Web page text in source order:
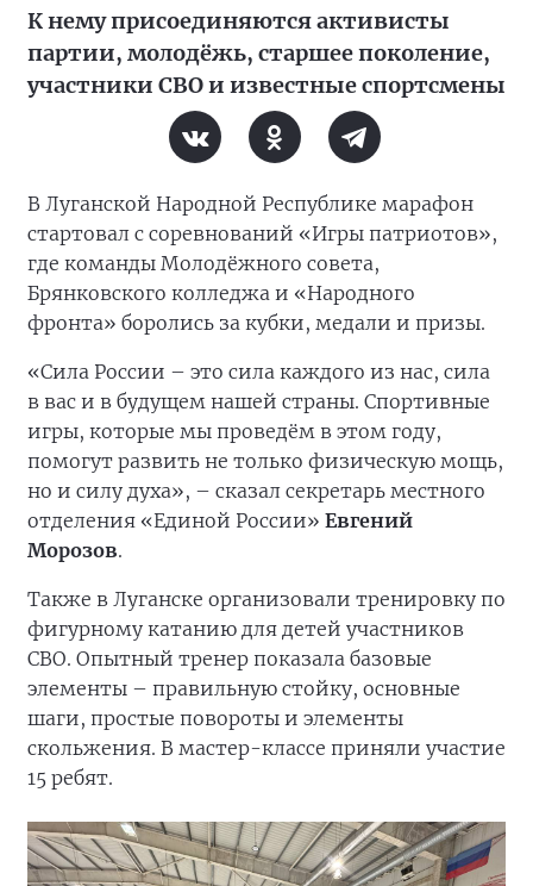
К нему присоединяются активисты
партии, молодёжь, старшее поколение,
участники СВО и известные спортсмены
В Луганской Народной Республике марафон
стартовал с соревнований «Игры патриотов»,
где команды Молодёжного совета,
Брянковского колледжа и «Народного
фронта» боролись за кубки, медали и призы.
«Сила России – это сила каждого из нас, сила
в вас и в будущем нашей страны. Спортивные
игры, которые мы проведём в этом году,
помогут развить не только физическую мощь,
но и силу духа», – сказал секретарь местного
отделения «Единой России» Евгений
Морозов.
Также в Луганске организовали тренировку по
фигурному катанию для детей участников
СВО. Опытный тренер показала базовые
элементы – правильную стойку, основные
шаги, простые повороты и элементы
скольжения. В мастер-классе приняли участие
15 ребят.